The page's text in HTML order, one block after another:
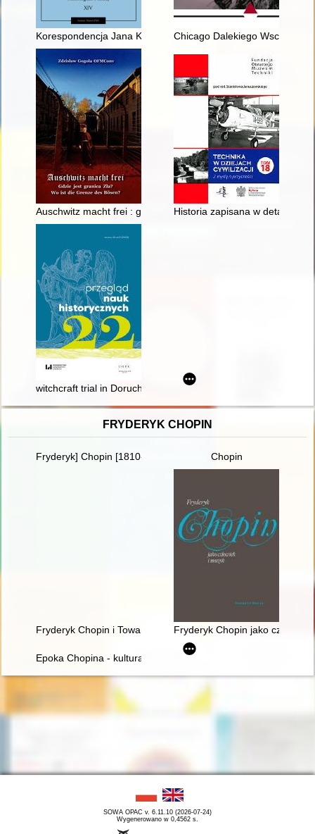
Korespondencja Jana Karola Kochanowskiego z Jaroslavem
Chicago Dalekiego Wschodu",
Auschwitz macht frei : gdzie jest granica zła? = wo ist die
Historia zapisana w detalach.
witchcraft trial in Doruchów in 1775 : fact or myth? = Proces
FRYDERYK CHOPIN
Fryderyk] Chopin [1810-1849] i George Sand [1804-1876]
Chopin
Fryderyk Chopin i Towarzystwo Politechniczne Polskie w
Fryderyk Chopin jako człowiek
Epoka Chopina - kultura romantyczna we Francji i w Polsce
SOWA OPAC v. 6.11.10 (2026-07-24)
Wygenerowano w 0,4562 s.